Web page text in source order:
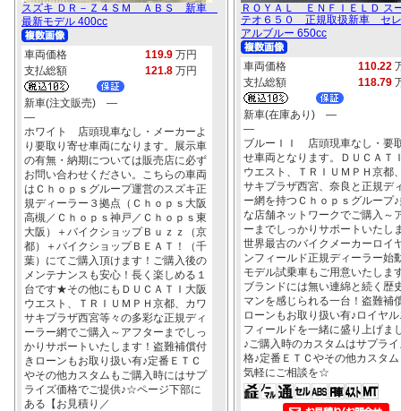
スズキ ＤＲ－Ｚ４ＳＭ ＡＢＳ 新車
最新モデル 400cc
車両価格 119.9 万円
支払総額
121.8 万円
新車(注文販売) ―
―
ホワイト 店頭現車なし・メーカーよ
り要取り寄せ車両になります。展示車
の有無・納期については販売店に必ず
お問い合わせください。こちらの車両
はＣｈｏｐｓグループ運営のスズキ正
規ディーラー３拠点（Ｃｈｏｐｓ大阪
高槻／Ｃｈｏｐｓ神戸／Ｃｈｏｐｓ東
大阪）＋バイクショップＢｕｚｚ（京
都）＋バイクショップＢＥＡＴ！（千
葉）にてご購入頂けます！ご購入後の
メンテナンスも安心！長く楽しめる１
台です★その他にもＤＵＣＡＴＩ大阪
ウエスト、ＴＲＩＵＭＰＨ京都、カワ
サキプラザ西宮等々の多彩な正規ディ
ーラー網でご購入～アフターまでしっ
かりサポートいたします！盗難補償付
きローンもお取り扱い有♪定番ＥＴＣ
やその他カスタムもご購入時にはサプ
ライズ価格でご提供♪☆ページ下部に
ある【お見積り／
ＲＯＹＡＬ ＥＮＦＩＥＬＤ ス
テオ６５０ 正規取扱新車 セ
アルブルー 650cc
車両価格 110.22
支払総額
118.79
新車(在庫あり) ―
―
ブルーＩＩ 店頭現車なし・要
せ車両となります。ＤＵＣＡＴ
ウエスト、ＴＲＩＵＭＰＨ京都
サキプラザ西宮、奈良と正規デ
ー網を持つＣｈｏｐｓグループ
な店舗ネットワークでご購入～
ーまでしっかりサポートいたし
世界最古のバイクメーカーロイ
ンフィールド正規ディーラー始
モデル試乗車もご用意いたしま
ブランドには無い連綿と続く歴
マンを感じられる一台！盗難補
ローンもお取り扱い有♪ロイヤ
フィールドを一緒に盛り上げま
♪ご購入時のカスタムはサプラ
格♪定番ＥＴＣやその他カスタ
気軽にご相談を☆